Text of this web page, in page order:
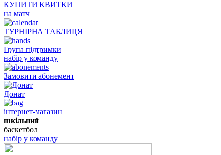
КУПИТИ КВИТКИ
на матч
ТУРНІРНА ТАБЛИЦЯ
Група підтримки
набір у команду
Замовити абонемент
Донат
інтернет-магазин
шкільний
баскетбол
набір у команду